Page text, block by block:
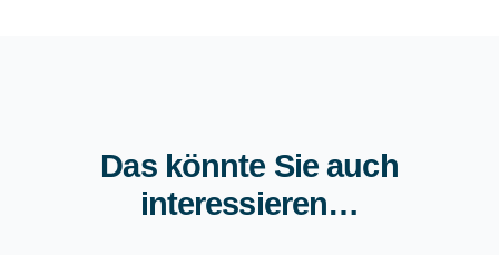
Das könnte Sie auch
interessieren…